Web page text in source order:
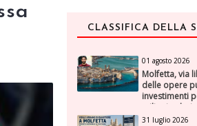
CLASSIFICA DELLA
01 agosto 2026
Molfetta, via
delle opere
investimenti
milioni nel
31 luglio 2026